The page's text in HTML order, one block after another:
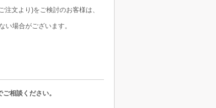
文より)をご検討のお客様は、
い場合がございます。
相談ください。